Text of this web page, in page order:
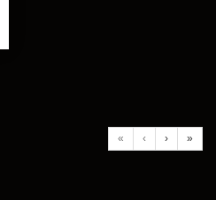
« ‹ › »